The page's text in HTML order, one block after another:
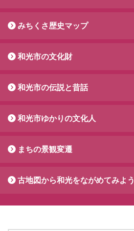
みちくさ歴史マップ
和光市の文化財
和光市の伝説と昔話
和光市ゆかりの文化人
まちの景観変遷
古地図から和光をながめてみよう